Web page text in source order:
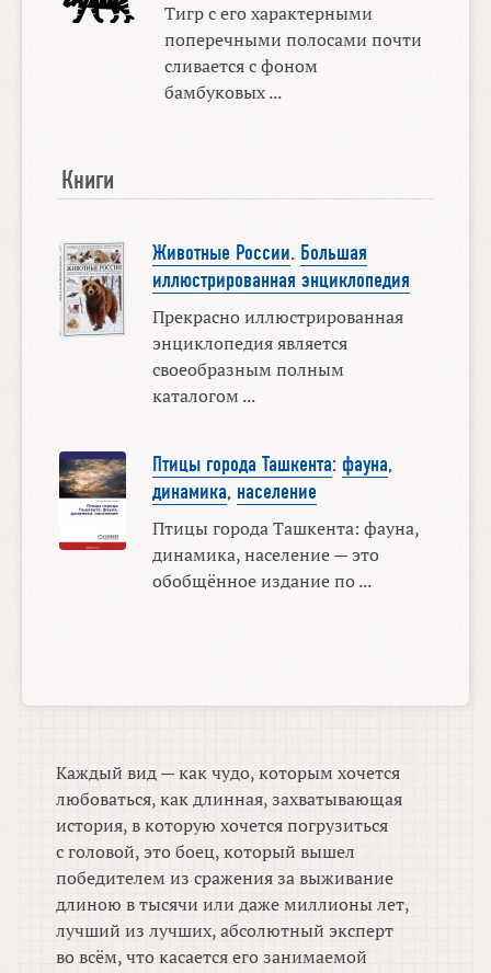
Тигр с его характерными
поперечными полосами почти
сливается с фоном
бамбуковых ...
Книги
Животные России. Большая
иллюстрированная энциклопедия
Прекрасно иллюстрированная
энциклопедия является
своеобразным полным
каталогом ...
Птицы города Ташкента: фауна,
динамика, население
Птицы города Ташкента: фауна,
динамика, население — это
обобщённое издание по ...
Каждый вид — как чудо, которым хочется
любоваться, как длинная, захватывающая
история, в которую хочется погрузиться
с головой, это боец, который вышел
победителем из сражения за выживание
длиною в тысячи или даже миллионы лет,
лучший из лучших, абсолютный эксперт
во всём, что касается его занимаемой